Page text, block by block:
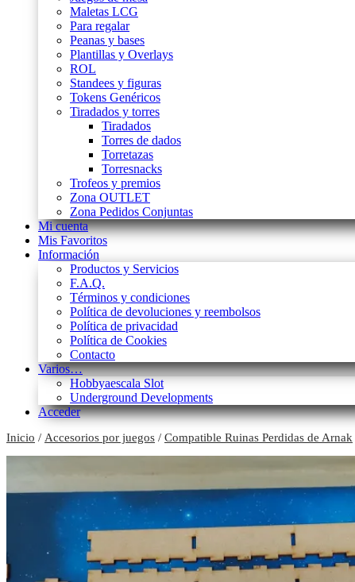
Maletas LCG
Para regalar
Peanas y bases
Plantillas y Overlays
ROL
Standees y figuras
Tokens Genéricos
Tiradados y torres
Tiradados
Torres de dados
Torretazas
Torresnacks
Trofeos y premios
Zona OUTLET
Zona Pedidos Conjuntas
Mi cuenta
Mis Favoritos
Información
Productos y Servicios
F.A.Q.
Términos y condiciones
Política de devoluciones y reembolsos
Política de privacidad
Política de Cookies
Contacto
Varios…
Hobbyaescala Slot
Underground Developments
Acceder
Inicio / Accesorios por juegos / Compatible Ruinas Perdidas de Arnak